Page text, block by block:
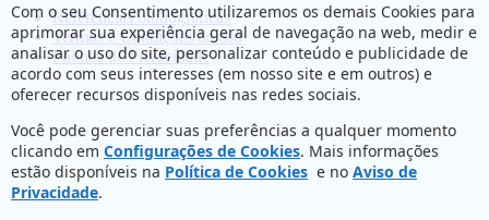
Referências bibliográficas
Termos e Condições de uso
Política de Privacidade
Com o seu Consentimento utilizaremos os demais Cookies para
aprimorar sua experiência geral de navegação na web, medir e
analisar o uso do site, personalizar conteúdo e publicidade de
acordo com seus interesses (em nosso site e em outros) e
oferecer recursos disponíveis nas redes sociais.
Você pode gerenciar suas preferências a qualquer momento
clicando em Configurações de Cookies. Mais informações
estão disponíveis na Política de Cookies e no Aviso de
Privacidade.